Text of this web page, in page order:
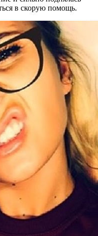
в скорую помощь.